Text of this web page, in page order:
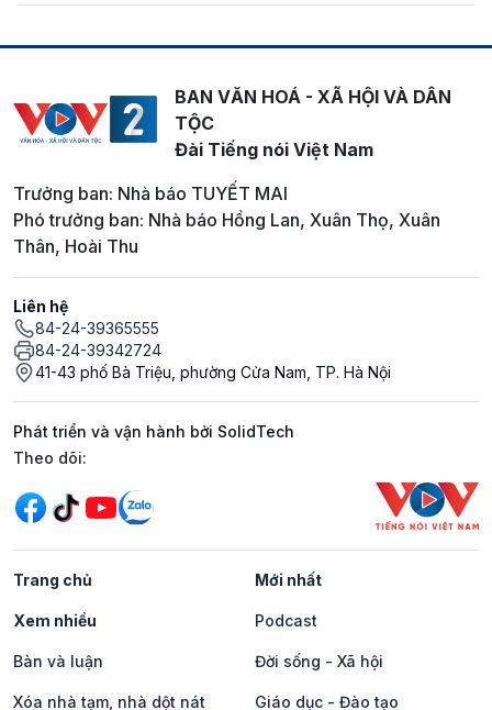
BAN VĂN HOÁ - XÃ HỘI VÀ DÂN
TỘC
Đài Tiếng nói Việt Nam
Trưởng ban: Nhà báo TUYẾT MAI
Phó trưởng ban: Nhà báo Hồng Lan, Xuân Thọ, Xuân
Thân, Hoài Thu
Liên hệ
84-24-39365555
84-24-39342724
41-43 phố Bà Triệu, phường Cửa Nam, TP. Hà Nội
Phát triển và vận hành bởi SolidTech
Mạng xã hội
Theo dõi:
Trang chủ Mới nhất
Xem nhiều Podcast
Bàn và luận Đời sống - Xã hội
Xóa nhà tạm, nhà dột nát Giáo dục - Đào tạo